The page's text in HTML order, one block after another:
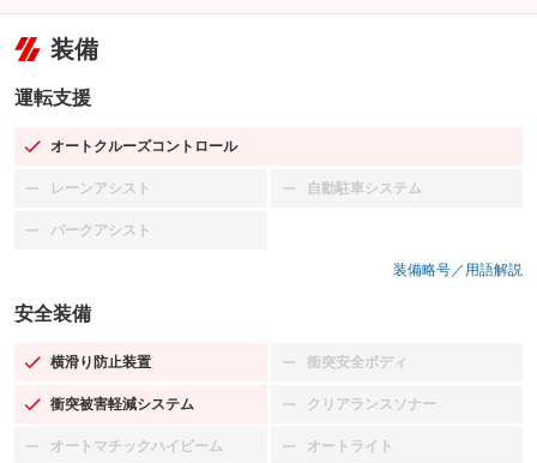
装備
運転支援
オートクルーズコントロール
：装備あり
レーンアシスト
：装備なし 自動駐車システム
：装備なし
パークアシスト
：装備なし
装備略号／用語解説
安全装備
横滑り防止装置
：装備あり 衝突安全ボディ
：装備なし
衝突被害軽減システム
：装備あり クリアランスソナー
：装備なし
オートマチックハイビーム
：装備なし オートライト
：装備なし